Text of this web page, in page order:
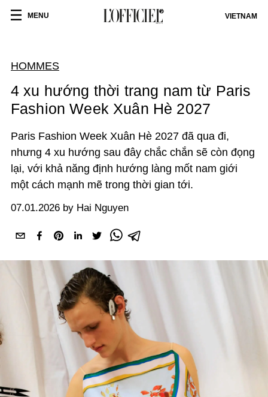
MENU VIETNAM
HOMMES
4 xu hướng thời trang nam từ Paris
Fashion Week Xuân Hè 2027
Paris Fashion Week Xuân Hè 2027 đã qua đi,
nhưng 4 xu hướng sau đây chắc chắn sẽ còn đọng
lại, với khả năng định hướng làng mốt nam giới
một cách mạnh mẽ trong thời gian tới.
07.01.2026 by Hai Nguyen